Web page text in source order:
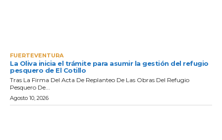
FUERTEVENTURA
La Oliva inicia el trámite para asumir la gestión del refugio
pesquero de El Cotillo
Tras La Firma Del Acta De Replanteo De Las Obras Del Refugio
Pesquero De...
Agosto 10, 2026